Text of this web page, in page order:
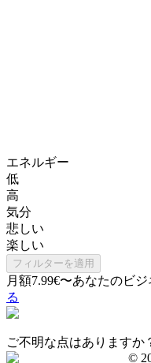
エネルギー
低
高
気分
悲しい
楽しい
フィルターを適用
月額7.99€〜あなたのビ
る
ご不明な点はありますか
©